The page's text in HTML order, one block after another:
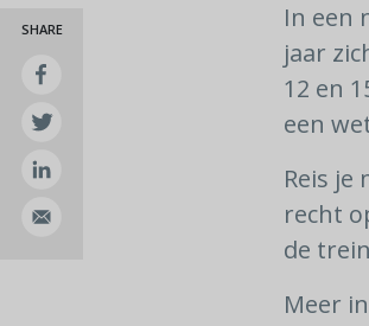
In een
jaar
12 en
een
Reis je
recht
de
Meer
SHARE